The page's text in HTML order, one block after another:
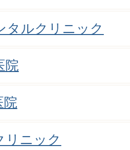
タルクリニック
院
院
リニック